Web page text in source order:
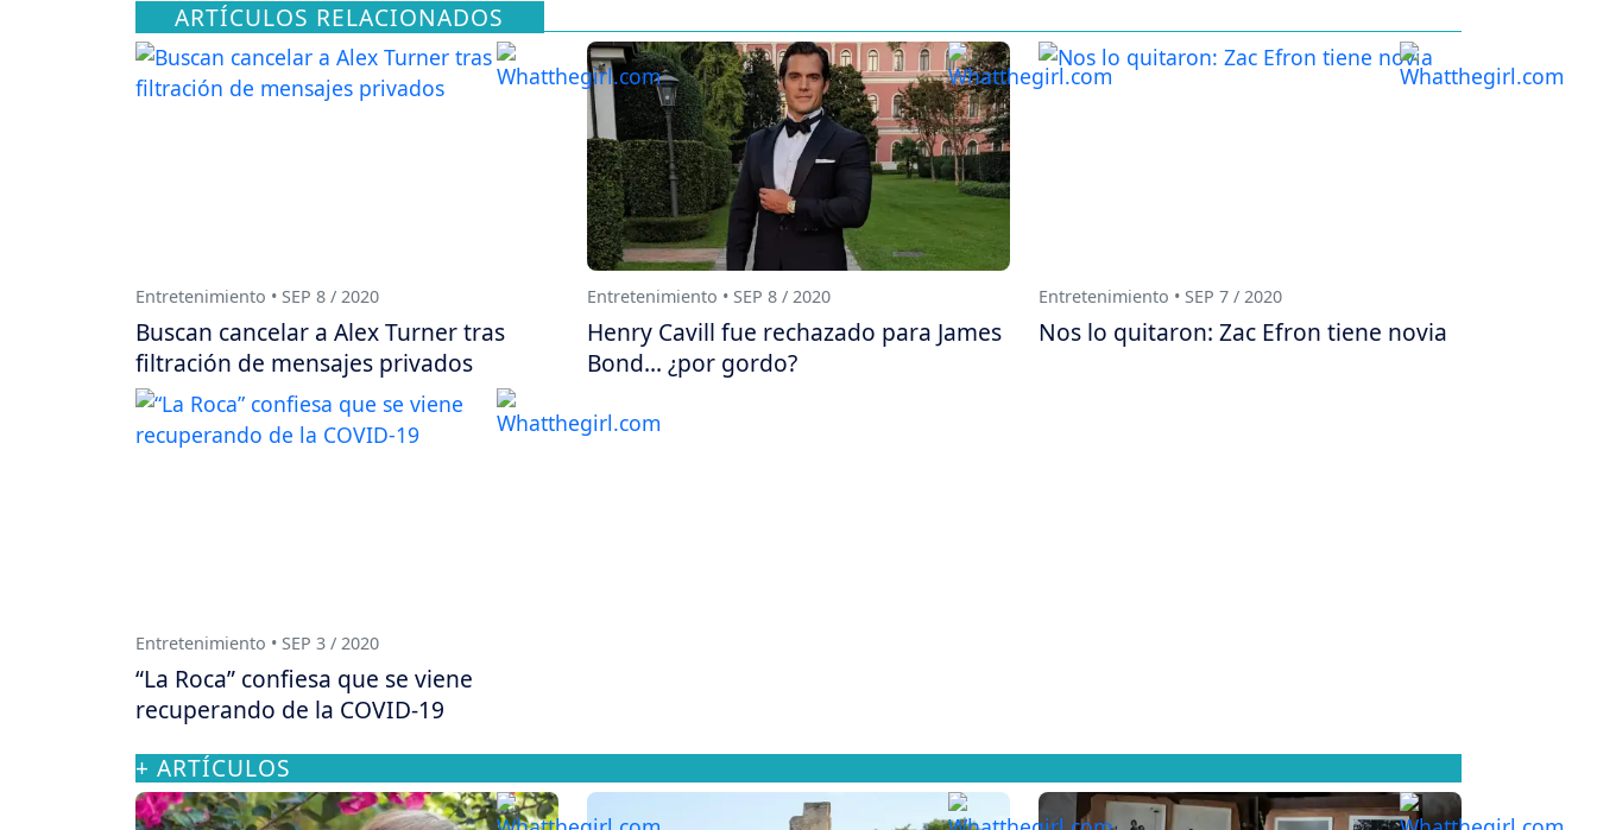
ARTÍCULOS RELACIONADOS
Entretenimiento • SEP 8 / 2020
Buscan cancelar a Alex Turner tras
filtración de mensajes privados
Entretenimiento • SEP 8 / 2020
Henry Cavill fue rechazado para James
Bond... ¿por gordo?
Entretenimiento • SEP 7 / 2020
Nos lo quitaron: Zac Efron tiene novia
Entretenimiento • SEP 3 / 2020
“La Roca” confiesa que se viene
recuperando de la COVID-19
+ ARTÍCULOS